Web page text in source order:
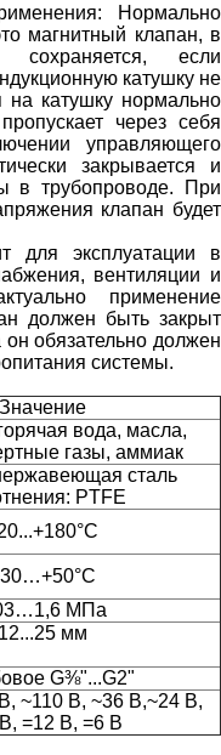
Нормально
магнитный клапан, в
сохраняется, если
катушку не
на катушку нормально
через себя
управляющего
закрывается и
в трубопроводе. При
клапан будет
для эксплуатации в
вентиляции и
применение
должен быть закрыт
обязательно должен
системы.
Значение
вода, масла,
газы, аммиак
сталь
PTFE
MПa
12...25 мм
G⅜"...G2"
~110 В, ~36 В,~24 В,
=12 В, =6 В